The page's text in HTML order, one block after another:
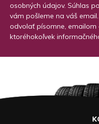
osobných údajov. Súhlas
vám pošleme na váš
odvolať písomne,
ktoréhokoľvek